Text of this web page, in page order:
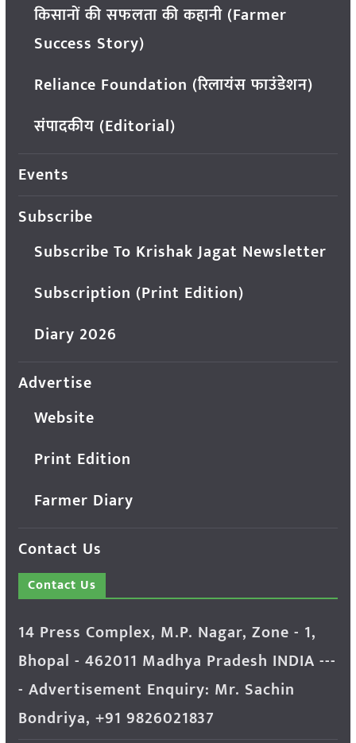
किसानों की सफलता की कहानी (Farmer
Success Story)
Reliance Foundation (रिलायंस फाउंडेशन)
संपादकीय (Editorial)
Events
Subscribe
Subscribe To Krishak Jagat Newsletter
Subscription (Print Edition)
Diary 2026
Advertise
Website
Print Edition
Farmer Diary
Contact Us
Contact Us
14 Press Complex, M.P. Nagar, Zone - 1,
Bhopal - 462011 Madhya Pradesh INDIA ---
- Advertisement Enquiry: Mr. Sachin
Bondriya, +91 9826021837